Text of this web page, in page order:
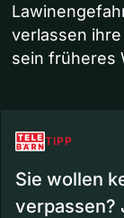
verlassen
sein früheres
TIPP
Sie wollen
verpassen?